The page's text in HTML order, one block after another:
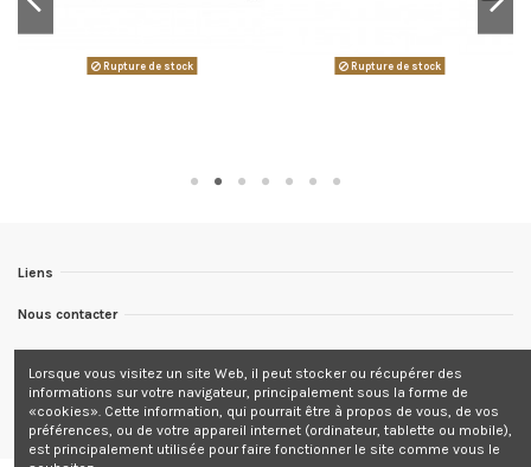
Rupture de stock Rupture de stock
Liens
Nous contacter
Newsletter
Lorsque vous visitez un site Web, il peut stocker ou récupérer des
informations sur votre navigateur, principalement sous la forme de
«cookies». Cette information, qui pourrait être à propos de vous, de vos
préférences, ou de votre appareil internet (ordinateur, tablette ou mobile),
est principalement utilisée pour faire fonctionner le site comme vous le